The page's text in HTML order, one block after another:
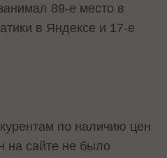
89-е место в
в Яндексе и 17-е
по наличию цен
на сайте не было